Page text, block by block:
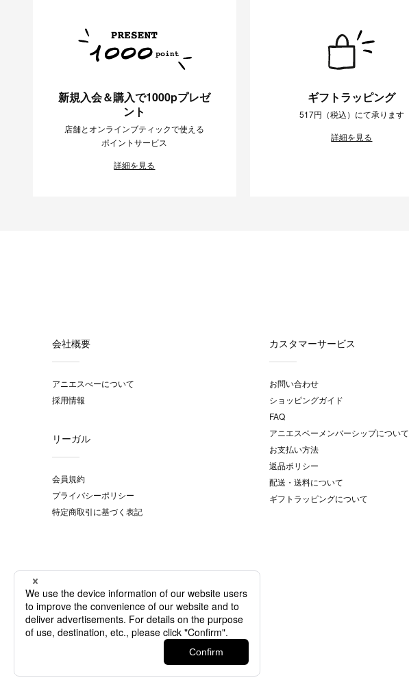
新規入会＆購入で1000pプレゼ
ント
店舗とオンラインブティックで使える
ポイントサービス
詳細を見る
ギフトラッピング
517円（税込）にて承ります
詳細を見る
会社概要
アニエスべーについて
採用情報
リーガル
会員規約
プライバシーポリシー
特定商取引に基づく表記
カスタマーサービス
お問い合わせ
ショッピングガイド
FAQ
アニエスベーメンバーシップについて
お支払い方法
返品ポリシー
配送・送料について
ギフトラッピングについて